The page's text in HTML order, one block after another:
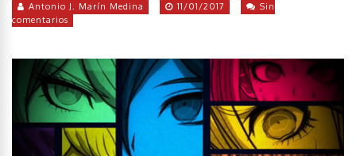
Antonio J. Marín Medina 11/01/2017
Sin
comentarios